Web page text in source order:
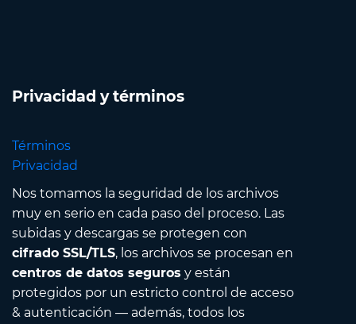
Privacidad y términos
Términos
Privacidad
Nos tomamos la seguridad de los archivos
muy en serio en cada paso del proceso. Las
subidas y descargas se protegen con
cifrado SSL/TLS, los archivos se procesan en
centros de datos seguros y están
protegidos por un estricto control de acceso
& autenticación — además, todos los